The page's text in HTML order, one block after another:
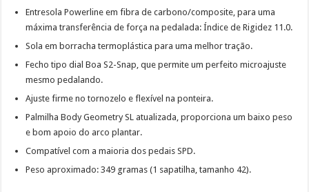
Entresola Powerline em fibra de carbono/composite, para uma
máxima transferência de força na pedalada: Índice de Rigidez 11.0.
Sola em borracha termoplástica para uma melhor tração.
Fecho tipo dial Boa S2-Snap, que permite um perfeito microajuste
mesmo pedalando.
Ajuste firme no tornozelo e flexível na ponteira.
Palmilha Body Geometry SL atualizada, proporciona um baixo peso
e bom apoio do arco plantar.
Compatível com a maioria dos pedais SPD.
Peso aproximado: 349 gramas (1 sapatilha, tamanho 42).